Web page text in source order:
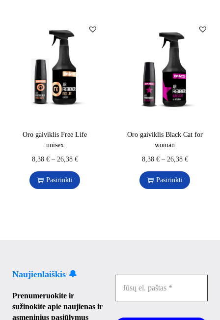
Oro gaiviklis Free Life
unisex
8,38 €– 26,38 €
Pasirinkti
Oro gaiviklis Black Cat for
woman
8,38 €– 26,38 €
Pasirinkti
Naujienlaiškis 🔔
Prenumeruokite ir
sužinokite apie naujienas ir
asmeninius pasiūlymus